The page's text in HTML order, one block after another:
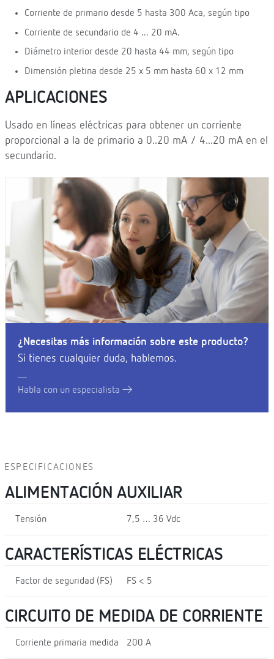
Corriente de primario desde 5 hasta 300 Aca, según tipo
Corriente de secundario de 4 ... 20 mA.
Diámetro interior desde 20 hasta 44 mm, según tipo
Dimensión pletina desde 25 x 5 mm hasta 60 x 12 mm
APLICACIONES
Usado en líneas eléctricas para obtener un corriente
proporcional a la de primario a 0..20 mA / 4...20 mA en el
secundario.
¿Necesitas más información sobre este producto?
Si tienes cualquier duda, hablemos.
Habla con un especialista
ESPECIFICACIONES
ALIMENTACIÓN AUXILIAR
Tensión 7,5 … 36 Vdc
CARACTERÍSTICAS ELÉCTRICAS
Factor de seguridad (FS) FS < 5
CIRCUITO DE MEDIDA DE CORRIENTE
Corriente primaria medida 200 A